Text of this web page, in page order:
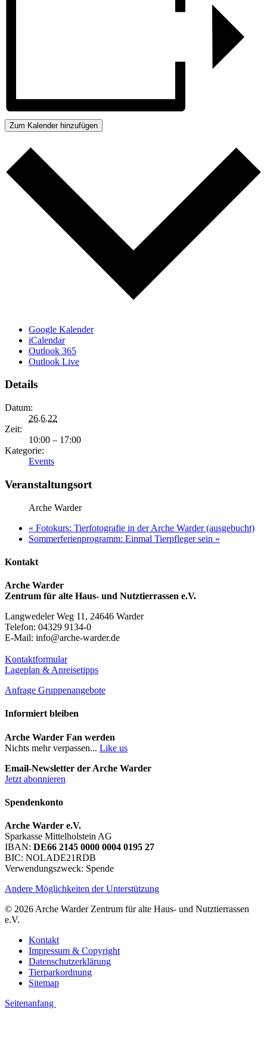
Zum Kalender hinzufügen
Google Kalender
iCalendar
Outlook 365
Outlook Live
Details
Datum:
26.6.22
Zeit:
10:00 – 17:00
Kategorie:
Events
Veranstaltungsort
Arche Warder
« Fotokurs: Tierfotografie in der Arche Warder (ausgebucht)
Sommerferienprogramm: Einmal Tierpfleger sein »
Kontakt
Arche Warder
Zentrum für alte Haus- und Nutztierrassen e.V.
Langwedeler Weg 11, 24646 Warder
Telefon: 04329 9134-0
E-Mail: info@arche-warder.de
Kontaktformular
Lageplan & Anreisetipps
Anfrage Gruppenangebote
Informiert bleiben
Arche Warder Fan werden
Nichts mehr verpassen... Like us
Email-Newsletter der Arche Warder
Jetzt abonnieren
Spendenkonto
Arche Warder e.V.
Sparkasse Mittelholstein AG
IBAN: DE66 2145 0000 0004 0195 27
BIC: NOLADE21RDB
Verwendungszweck: Spende
Andere Möglichkeiten der Unterstützung
© 2026 Arche Warder Zentrum für alte Haus- und Nutztierrassen
e.V.
Kontakt
Impressum & Copyright
Datenschutzerklärung
Tierparkordnung
Sitemap
Seitenanfang